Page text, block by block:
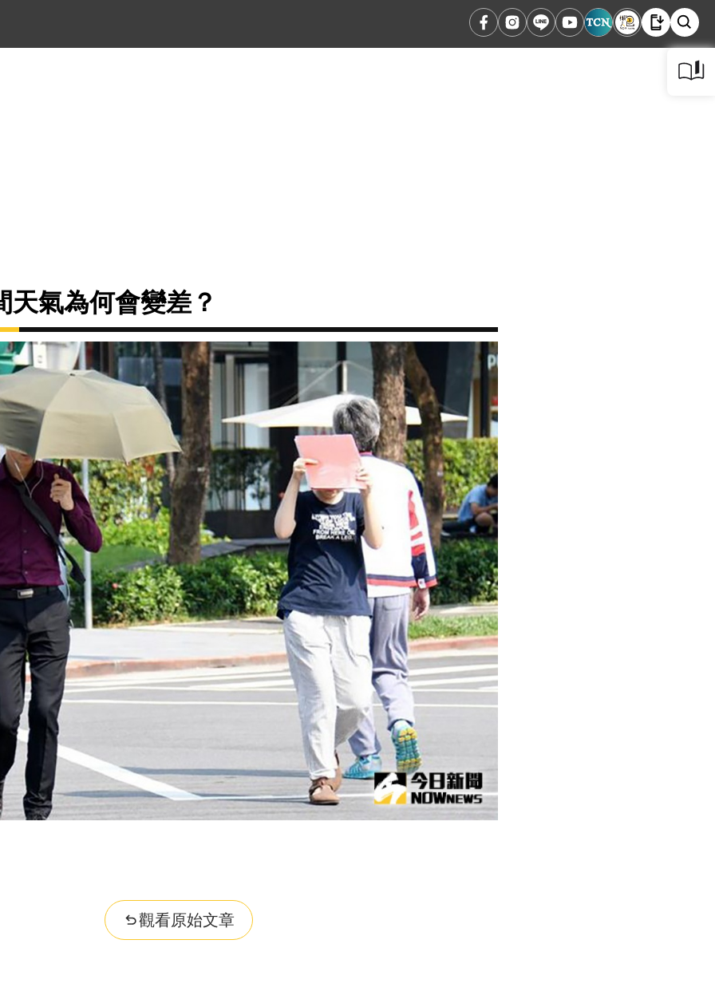
天氣為何會變差？
觀看原始文章